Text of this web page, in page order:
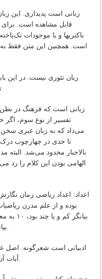
باکتریها و یا موجودات
است. همچنین این متن فقط به
تفسیر از نوع سوم، اگر
می‌داد که به زبان عبری
تا حدی در چهارچوب
بالاجبار محدود می‌شد. البته
الهامی بودن این کلام را رد
بیانگر تعداد بسیار زیاد ولی نامشخص بود.
آیات آن با یکدیگر هماهنگی مصراع‌گونه دارند.